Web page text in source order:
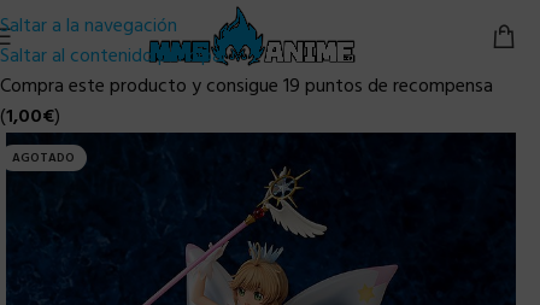
Saltar a la navegación
Saltar al contenido principal
Compra este producto y consigue 19 puntos de recompensa
(1,00€)
AGOTADO